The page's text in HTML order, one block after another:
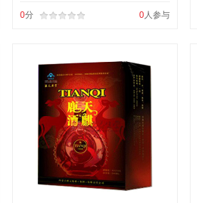
0人参与
0分